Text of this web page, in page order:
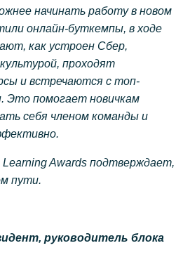
начинать работу в новом
онлайн-буткемпы, в ходе
как устроен Сбер,
проходят
и встречаются с топ-
Это помогает новичкам
себя членом команды и
Awards подтверждает,
пути.
руководитель блока